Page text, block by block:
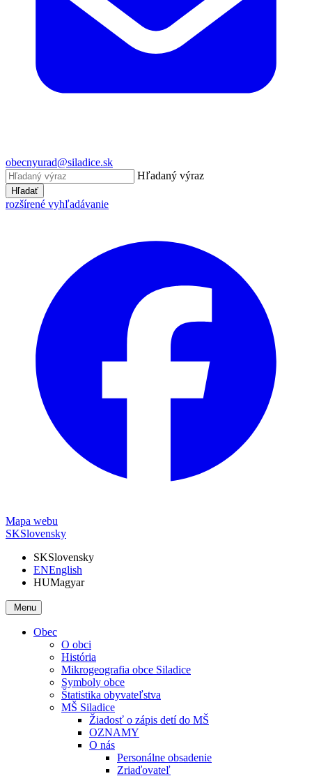
obecnyurad@siladice.sk
Hľadaný výraz
Hľadať
rozšírené vyhľadávanie
Mapa webu
SKSlovensky
SKSlovensky
ENEnglish
HUMagyar
Menu
Obec
O obci
História
Mikrogeografia obce Siladice
Symboly obce
Štatistika obyvateľstva
MŠ Siladice
Žiadosť o zápis detí do MŠ
OZNAMY
O nás
Personálne obsadenie
Zriaďovateľ